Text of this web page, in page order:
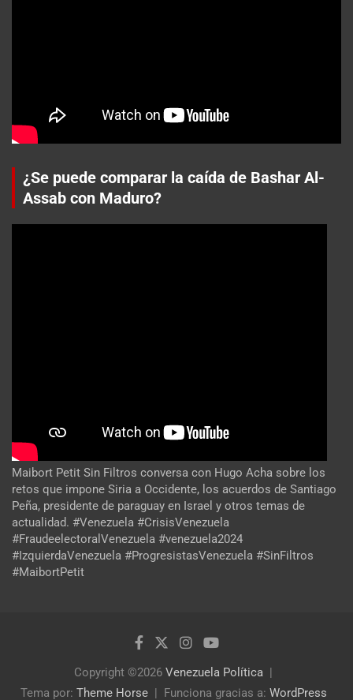
¿Se puede comparar la caída de Bashar Al-
Assab con Maduro?
Maibort Petit Sin Filtros conversa con Hugo Acha sobre los
retos que impone Siria a Occidente, los acuerdos de Santiago
Peña, presidente de paraguay en Israel y otros temas de
actualidad. #Venezuela #CrisisVenezuela
#FraudeelectoralVenezuela #venezuela2024
#IzquierdaVenezuela #ProgresistasVenezuela #SinFiltros
#MaibortPetit
Copyright ©2026 Venezuela Política
Tema por: Theme Horse Funciona gracias a: WordPress